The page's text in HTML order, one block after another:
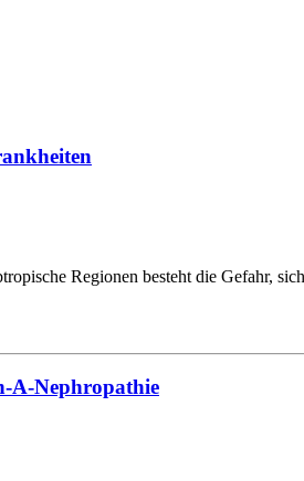
Regionen besteht die Gefahr,
A-Nephropathie